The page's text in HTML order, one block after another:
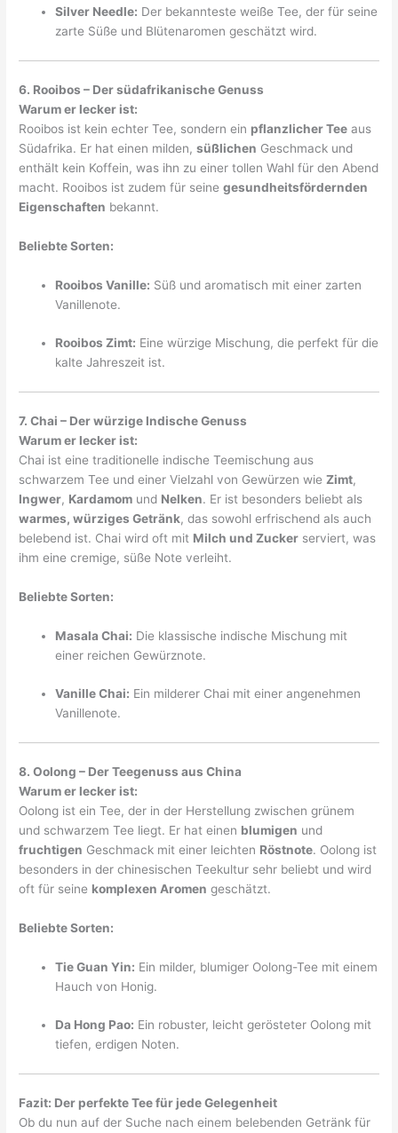
Silver Needle: Der bekannteste weiße Tee, der für seine
zarte Süße und Blütenaromen geschätzt wird.
6. Rooibos – Der südafrikanische Genuss
Warum er lecker ist:
Rooibos ist kein echter Tee, sondern ein pflanzlicher Tee aus
Südafrika. Er hat einen milden,süßlichen Geschmack und
enthält kein Koffein, was ihn zu einer tollen Wahl für den Abend
macht. Rooibos ist zudem für seinegesundheitsfördernden
Eigenschaften bekannt.
Beliebte Sorten:
Rooibos Vanille: Süß und aromatisch mit einer zarten
Vanillenote.
Rooibos Zimt: Eine würzige Mischung, die perfekt für die
kalte Jahreszeit ist.
7. Chai – Der würzige Indische Genuss
Warum er lecker ist:
Chai ist eine traditionelle indische Teemischung aus
schwarzem Tee und einer Vielzahl von Gewürzen wieZimt,
Ingwer, Kardamom und Nelken. Er ist besonders beliebt als
warmes, würziges Getränk, das sowohl erfrischend als auch
belebend ist. Chai wird oft mit Milch und Zucker serviert, was
ihm eine cremige, süße Note verleiht.
Beliebte Sorten:
Masala Chai: Die klassische indische Mischung mit
einer reichen Gewürznote.
Vanille Chai: Ein milderer Chai mit einer angenehmen
Vanillenote.
8. Oolong – Der Teegenuss aus China
Warum er lecker ist:
Oolong ist ein Tee, der in der Herstellung zwischen grünem
und schwarzem Tee liegt. Er hat einen blumigen und
fruchtigen Geschmack mit einer leichten Röstnote. Oolong ist
besonders in der chinesischen Teekultur sehr beliebt und wird
oft für seine komplexen Aromen geschätzt.
Beliebte Sorten:
Tie Guan Yin: Ein milder, blumiger Oolong-Tee mit einem
Hauch von Honig.
Da Hong Pao: Ein robuster, leicht gerösteter Oolong mit
tiefen, erdigen Noten.
Fazit: Der perfekte Tee für jede Gelegenheit
Ob du nun auf der Suche nach einem belebenden Getränk für